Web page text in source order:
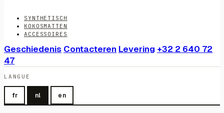
SYNTHETISCH
KOKOSMATTEN
ACCESSOIRES
Geschiedenis Contacteren Levering +32 2 640 72
47
LANGUE
fr nl en